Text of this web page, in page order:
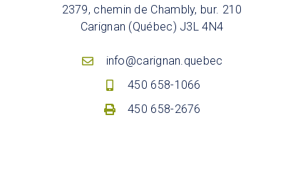
2379, chemin de Chambly, bur. 210
Carignan (Québec) J3L 4N4
info@carignan.quebec
450 658-1066
450 658-2676